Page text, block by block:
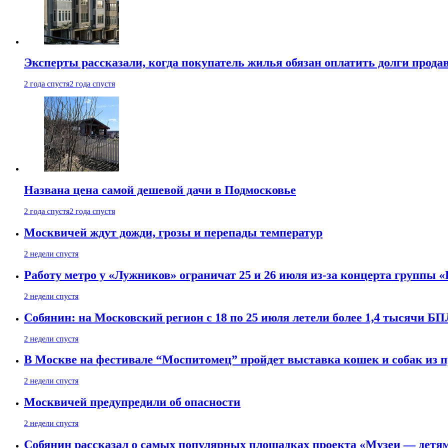
Эксперты рассказали, когда покупатель жилья обязан оплатить долги
2 года спустя2 года спустя
Названа цена самой дешевой дачи в Подмосковье
2 года спустя2 года спустя
Москвичей ждут дожди, грозы и перепады температур
2 недели спустя
Работу метро у «Лужников» ограничат 25 и 26 июля из-за концерта группы
2 недели спустя
Собянин: на Московский регион с 18 по 25 июля летели более 1,4 тысячи
2 недели спустя
В Москве на фестивале “Моспитомец” пройдет выставка кошек и собак из
2 недели спустя
Москвичей предупредили об опасности
2 недели спустя
Собянин рассказал о самых популярных площадках проекта «Музеи —